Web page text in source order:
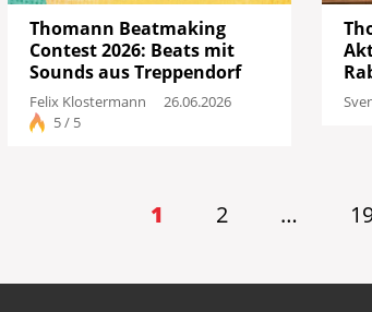
Thomann Beatmaking
Contest 2026: Beats mit
Sounds aus Treppendorf
Felix Klostermann
26.06.2026
5 / 5
1 2 …